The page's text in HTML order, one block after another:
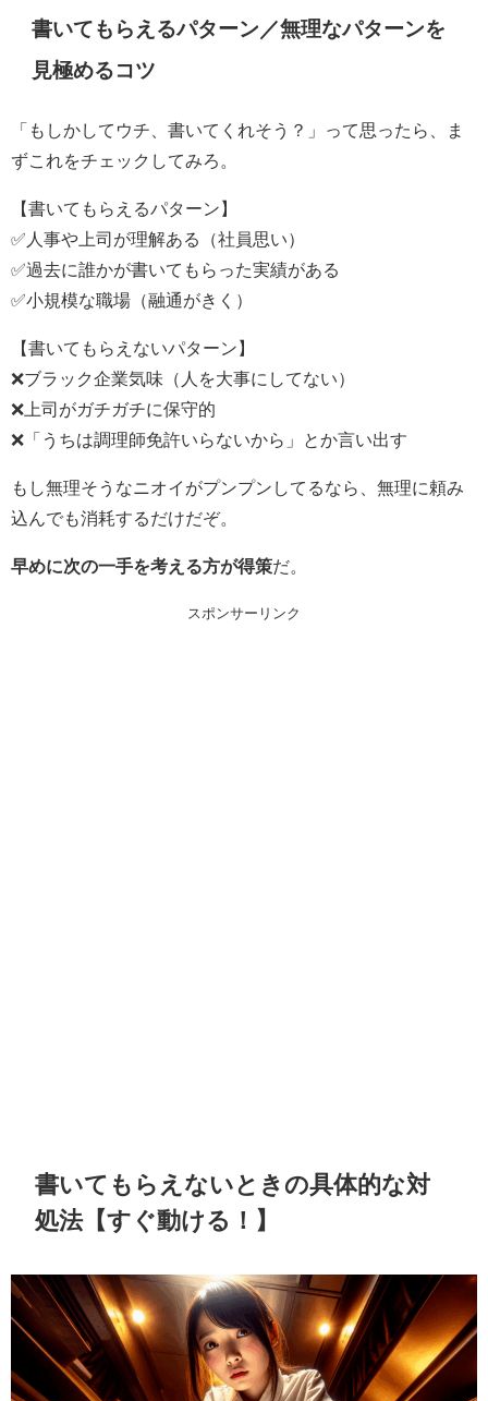
書いてもらえるパターン／無理なパターンを
見極めるコツ
「もしかしてウチ、書いてくれそう？」って思ったら、ま
ずこれをチェックしてみろ。
【書いてもらえるパターン】
✅人事や上司が理解ある（社員思い）
✅過去に誰かが書いてもらった実績がある
✅小規模な職場（融通がきく）
【書いてもらえないパターン】
❌ブラック企業気味（人を大事にしてない）
❌上司がガチガチに保守的
❌「うちは調理師免許いらないから」とか言い出す
もし無理そうなニオイがプンプンしてるなら、無理に頼み
込んでも消耗するだけだぞ。
早めに次の一手を考える方が得策だ。
スポンサーリンク
書いてもらえないときの具体的な対
処法【すぐ動ける！】